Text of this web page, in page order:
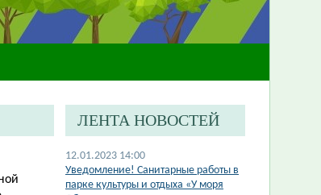
ЛЕНТА НОВОСТЕЙ
12.01.2023 14:00
​Уведомление! Санитарные работы в
парке культуры и отдыха «У моря